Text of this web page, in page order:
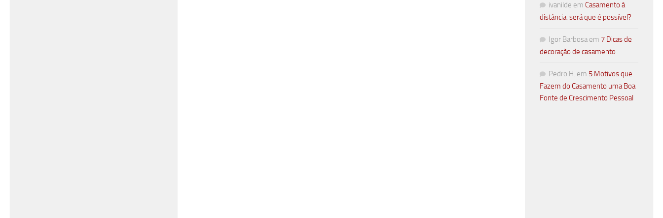
ivanilde em Casamento à
distância: será que é possível?
Igor Barbosa em 7 Dicas de
decoração de casamento
Pedro H. em 5 Motivos que
Fazem do Casamento uma Boa
Fonte de Crescimento Pessoal